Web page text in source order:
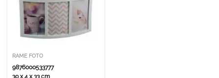
RAME FOTO
9876000533777
30 x 4 x 33 cm